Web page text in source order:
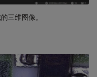
三维图像。